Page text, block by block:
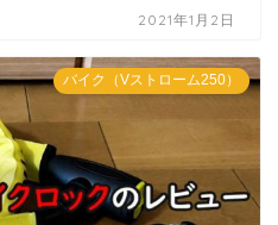
2021年1月2日
バイク（Vストローム250）